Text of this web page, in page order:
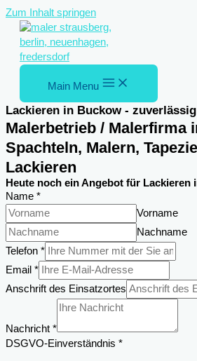
Zum Inhalt springen
Main Menu
Lackieren in Buckow -
Malerbetrieb / Malerfirma
Spachteln, Malern,
Lackieren
Heute noch ein Angebot für Lackieren
Name *
Vorname
Nachname
Telefon *
Email *
Anschrift des Einsatzortes
Nachricht *
Name
DSGVO-Einverständnis *